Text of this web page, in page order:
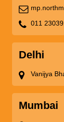
011
Delhi
Vanijya
Mumbai